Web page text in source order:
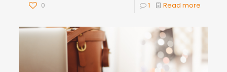
0 1 Read more